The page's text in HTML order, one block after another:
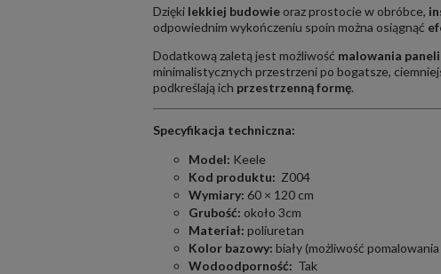
Dzięki lekkiej budowie oraz prostocie w obróbce,
odpowiednim wykończeniu spoin można osiągnąć
Dodatkową zaletą jest możliwość malowania
minimalistycznych przestrzeni po bogatsze,
podkreślają ich przestrzenną formę.
Specyfikacja techniczna:
Model: Keele
Kod produktu: Z004
Wymiary: 60 × 120 cm
Grubość: około 3cm
Materiał: poliuretan
Kolor bazowy: biały (możliwość
Wodoodporność: Tak